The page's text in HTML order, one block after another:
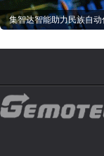
集智达智能助力民族自